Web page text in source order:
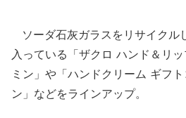
ソーダ石灰ガラスをリサイクル
入っている「ザクロ ハンド＆リ
ミン」や「ハンドクリーム ギフ
ン」などをラインアップ。